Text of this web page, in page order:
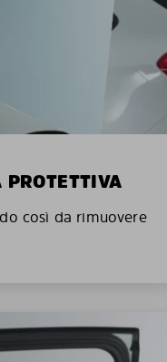
così da rimuovere